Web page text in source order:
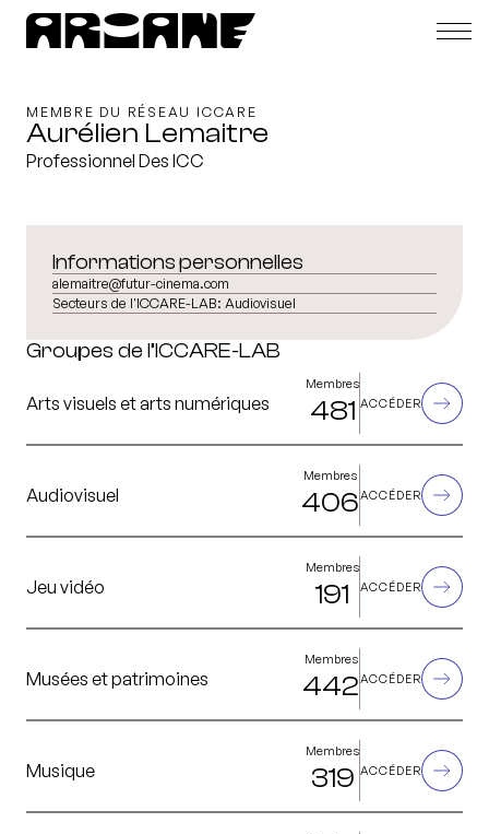
MEMBRE DU RÉSEAU ICCARE
Aurélien Lemaitre
Professionnel Des ICC
Informations personnelles
alemaitre@futur-cinema.com
Secteurs de l'ICCARE-LAB: Audiovisuel
Groupes de l’ICCARE-LAB
Arts visuels et arts numériques
Membres
481 ACCÉDER
Audiovisuel
Membres
406ACCÉDER
Jeu vidéo
Membres
191 ACCÉDER
Musées et patrimoines
Membres
442ACCÉDER
Musique
Membres
319 ACCÉDER